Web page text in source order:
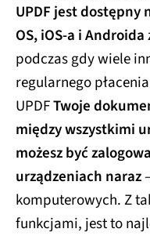
UPDF jest dostępny
OS, iOS-a i Androida
podczas gdy wiele
regularnego
UPDFTwoje
między wszystkimi
możesz być
urządzeniach naraz
komputerowych. Z
funkcjami, jest to